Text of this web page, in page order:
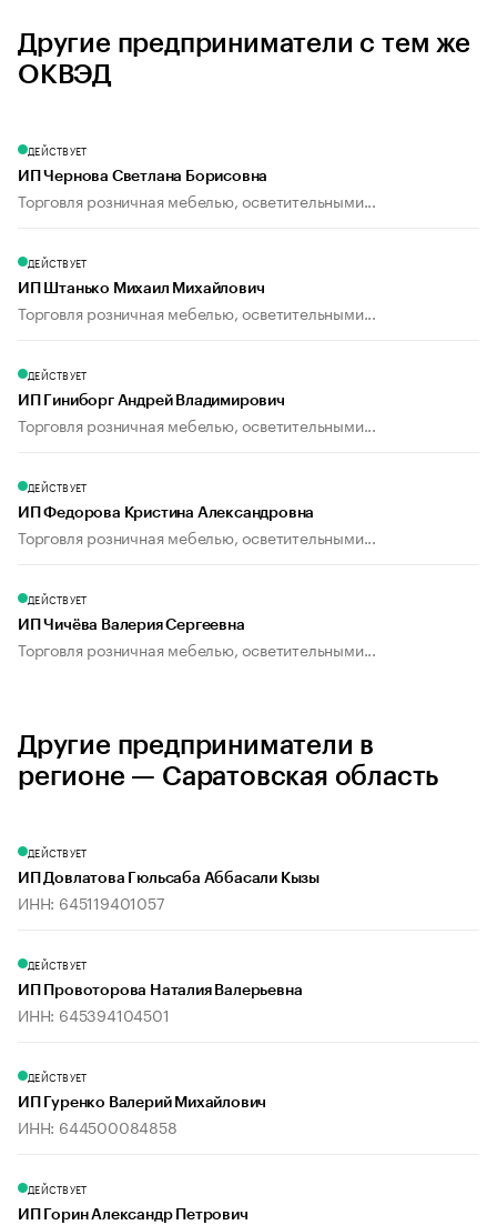
Другие предприниматели с тем же
ОКВЭД
ДЕЙСТВУЕТ
ИП Чернова Светлана Борисовна
Торговля розничная мебелью, осветительными...
ДЕЙСТВУЕТ
ИП Штанько Михаил Михайлович
Торговля розничная мебелью, осветительными...
ДЕЙСТВУЕТ
ИП Гиниборг Андрей Владимирович
Торговля розничная мебелью, осветительными...
ДЕЙСТВУЕТ
ИП Федорова Кристина Александровна
Торговля розничная мебелью, осветительными...
ДЕЙСТВУЕТ
ИП Чичёва Валерия Сергеевна
Торговля розничная мебелью, осветительными...
Другие предприниматели в
регионе — Саратовская область
ДЕЙСТВУЕТ
ИП Довлатова Гюльсаба Аббасали Кызы
ИНН: 645119401057
ДЕЙСТВУЕТ
ИП Провоторова Наталия Валерьевна
ИНН: 645394104501
ДЕЙСТВУЕТ
ИП Гуренко Валерий Михайлович
ИНН: 644500084858
ДЕЙСТВУЕТ
ИП Горин Александр Петрович